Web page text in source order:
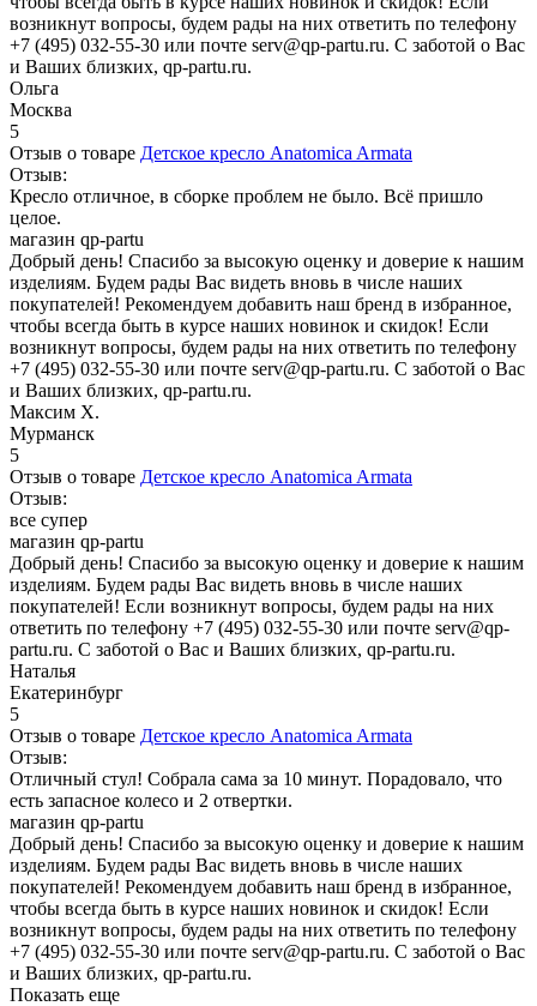
возникнут вопросы, будем рады на них ответить по телефону
+7 (495) 032-55-30 или почте serv@qp-partu.ru. С заботой о Вас
и Ваших близких, qp-partu.ru.
Ольга
Москва
5
Отзыв о товаре Детское кресло Anatomica Armata
Отзыв:
Кресло отличное, в сборке проблем не было. Всё пришло
целое.
магазин qp-partu
Добрый день! Спасибо за высокую оценку и доверие к нашим
изделиям. Будем рады Вас видеть вновь в числе наших
покупателей! Рекомендуем добавить наш бренд в избранное,
чтобы всегда быть в курсе наших новинок и скидок! Если
возникнут вопросы, будем рады на них ответить по телефону
+7 (495) 032-55-30 или почте serv@qp-partu.ru. С заботой о Вас
и Ваших близких, qp-partu.ru.
Максим Х.
Мурманск
5
Отзыв о товаре Детское кресло Anatomica Armata
Отзыв:
все супер
магазин qp-partu
Добрый день! Спасибо за высокую оценку и доверие к нашим
изделиям. Будем рады Вас видеть вновь в числе наших
покупателей! Если возникнут вопросы, будем рады на них
ответить по телефону +7 (495) 032-55-30 или почте serv@qp-
partu.ru. С заботой о Вас и Ваших близких, qp-partu.ru.
Наталья
Екатеринбург
5
Отзыв о товаре Детское кресло Anatomica Armata
Отзыв:
Отличный стул! Собрала сама за 10 минут. Порадовало, что
есть запасное колесо и 2 отвертки.
магазин qp-partu
Добрый день! Спасибо за высокую оценку и доверие к нашим
изделиям. Будем рады Вас видеть вновь в числе наших
покупателей! Рекомендуем добавить наш бренд в избранное,
чтобы всегда быть в курсе наших новинок и скидок! Если
возникнут вопросы, будем рады на них ответить по телефону
+7 (495) 032-55-30 или почте serv@qp-partu.ru. С заботой о Вас
и Ваших близких, qp-partu.ru.
Показать еще